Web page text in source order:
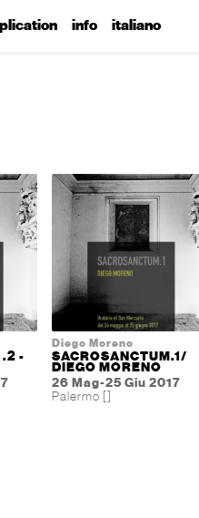
info italiano
.2 -
Diego Moreno
SACROSANCTUM.1/
DIEGO MORENO
26 Mag-25 Giu 2017
Palermo []